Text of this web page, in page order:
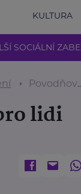
KULTURA
SOCIÁLNÍ
Povodňové ošetřovné – podpora pro lidi zasažené povodněmi
lidi